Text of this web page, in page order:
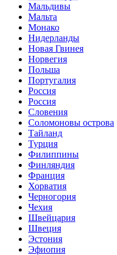
Мальдивы
Мальта
Монако
Нидерланды
Новая Гвинея
Норвегия
Польша
Португалия
Россия
Россия
Словения
Соломоновы острова
Тайланд
Турция
Филиппины
Финляндия
Франция
Хорватия
Черногория
Чехия
Швейцария
Швеция
Эстония
Эфиопия